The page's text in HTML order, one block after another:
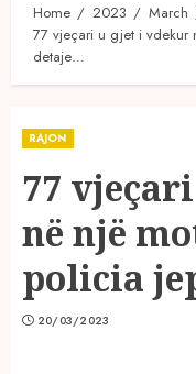
Home 2023 March
77 vjeçari u gjet i vdekur
detaje…
RAJON
77
në një
policia
20/03/2023